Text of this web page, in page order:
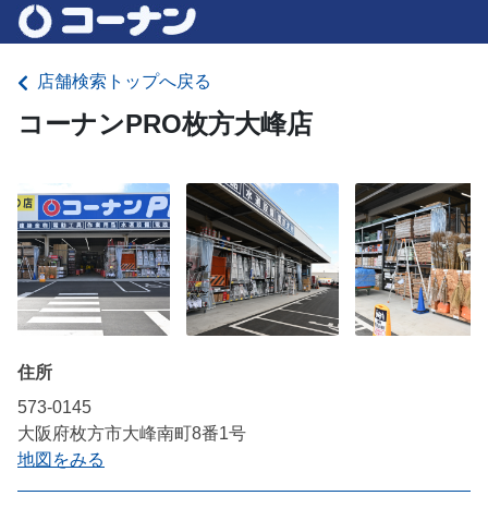
店舗検索トップへ戻る
コーナンPRO枚方大峰店
住所
573-0145
大阪府枚方市大峰南町8番1号
地図をみる